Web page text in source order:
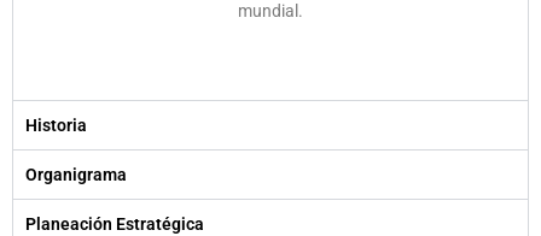
mundial.
Historia
Organigrama
Planeación Estratégica